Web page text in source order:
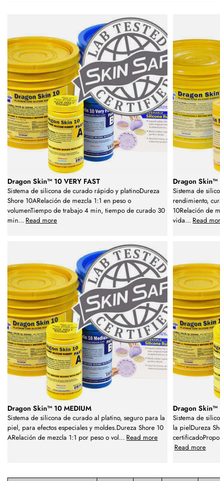
Dragon Skin™ 10 VERY FAST
Sistema de silicona de curado rápido y platinoDureza
Shore 10ARelación de mezcla 1:1 en peso o
volumenTiempo de trabajo 4 min, tiempo de curado 30
min... Read more
Dragon Skin™
Sistema de
rendimiento,
10Relación de
vida... Read
Dragon Skin™ 10 MEDIUM
Sistema de silicona de curado al platino, seguro para la
piel, para efectos especiales y moldes.Dureza Shore 10
ARelación de mezcla 1:1 por peso o vol... Read more
Dragon Skin™
Sistema de
la pielDureza
Read more